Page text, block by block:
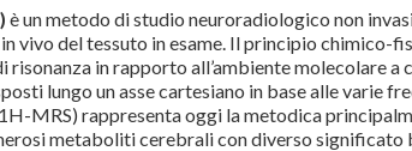
è un metodo di studio neuroradiologico non
del tessuto in esame. Il principio chimico-
in rapporto all’ambiente molecolare
lungo un asse cartesiano in base alle varie
MRS) rappresen­ta oggi la metodica
metaboliti cerebrali con diverso